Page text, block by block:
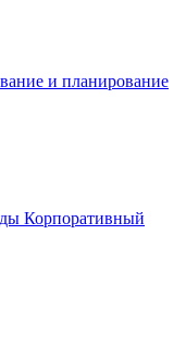
и планирование
Корпоративный